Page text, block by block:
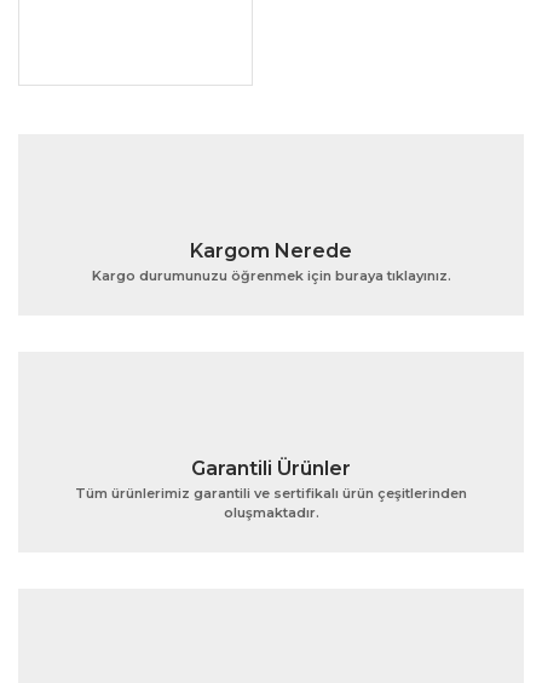
Kargom Nerede
Kargo durumunuzu öğrenmek için buraya tıklayınız.
Garantili Ürünler
Tüm ürünlerimiz garantili ve sertifikalı ürün çeşitlerinden
oluşmaktadır.